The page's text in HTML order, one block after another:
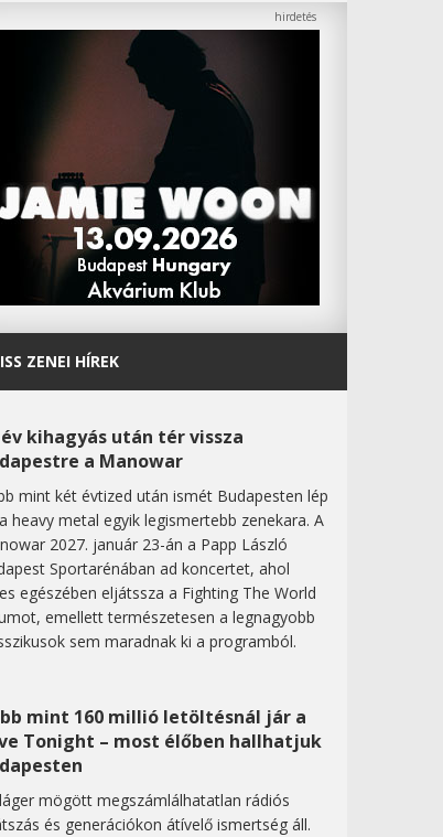
ZENEI HÍREK
év kihagyás után tér vissza
a Manowar
mint két évtized után ismét Budapesten lép
heavy metal egyik legismertebb zenekara. A
2027. január 23-án a Papp László
Sportarénában ad koncertet, ahol
egészében eljátssza a Fighting The World
emellett természetesen a legnagyobb
sem maradnak ki a programból.
mint 160 millió letöltésnál jár a
Tonight – most élőben hallhatjuk
mögött megszámlálhatatlan rádiós
és generációkon átívelő ismertség áll.